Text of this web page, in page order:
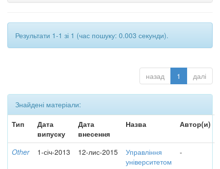
Результати 1-1 зі 1 (час пошуку: 0.003 секунди).
назад 1 далі
Знайдені матеріали:
Тип
Дата
випуску
Дата
внесення
Назва Автор(и)
Other 1-січ-2013 12-лис-2015
Управління
університетом
-